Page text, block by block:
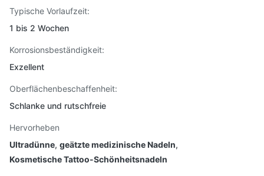
Typische Vorlaufzeit:
1 bis 2 Wochen
Korrosionsbeständigkeit:
Exzellent
Oberflächenbeschaffenheit:
Schlanke und rutschfreie
Hervorheben
Ultradünne, geätzte medizinische Nadeln,
Kosmetische Tattoo-Schönheitsnadeln